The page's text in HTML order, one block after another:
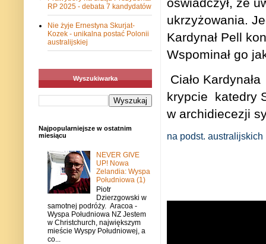
ukrzyżowania.
Kardynał Pell
Wspominał go
Ciało Kardynała
krypcie katedry
w archidiecezji
na podst.
RP 2025 - debata 7 kandydatów
Nie żyje Ernestyna Skurjat-
Kozek - unikalna postać Polonii
australijskiej
Wyszukiwarka
Najpopularniejsze w ostatnim
miesiącu
NEVER GIVE
UP! Nowa
Zelandia: Wyspa
Południowa (1)
Piotr
Dzierzgowski w
samotnej podróży. Aracoa -
Wyspa Południowa NZ Jestem
w Christchurch, największym
mieście Wyspy Południowej, a
co...